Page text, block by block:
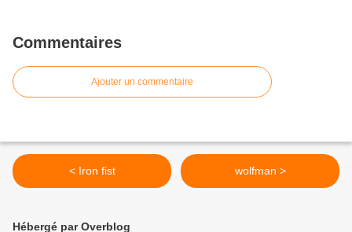
Commentaires
Ajouter un commentaire
< Iron fist wolfman >
Hébergé par Overblog